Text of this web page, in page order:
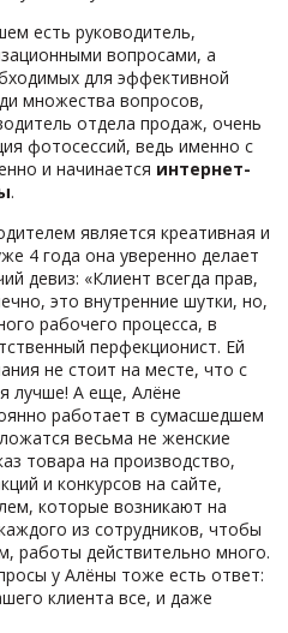
есть руководитель,
вопросами, а
для эффективной
множества вопросов,
отдела продаж, очень
фотосессий, ведь именно с
и начинается интернет-
.
является креативная и
4 года она уверенно делает
девиз: «Клиент всегда прав,
это внутренние шутки, но,
рабочего процесса, в
перфекционист. Ей
не стоит на месте, что с
лучше! А еще, Алёне
работает в сумасшедшем
весьма не женские
товара на производство,
и конкурсов на сайте,
которые возникают на
из сотрудников, чтобы
работы действительно много.
у Алёны тоже есть ответ:
клиента все, и даже